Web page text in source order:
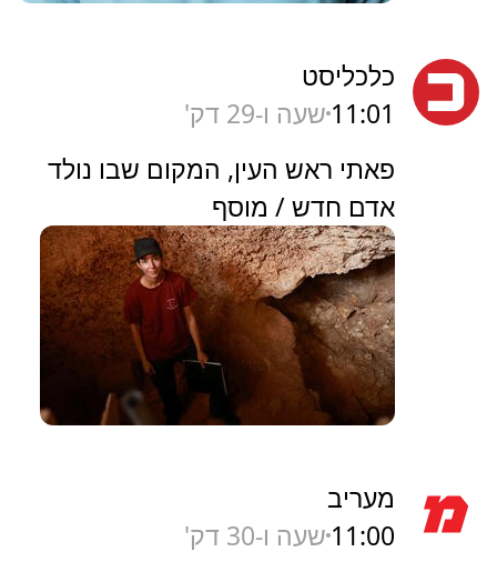
כלכליסט
11:01 שעה ו-29 דק'
פאתי ראש העין, המקום שבו נולד
אדם חדש / מוסף
מעריב
11:00 שעה ו-30 דק'